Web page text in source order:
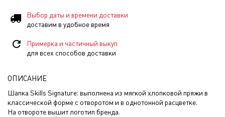
Выбор даты и времени доставки
доставим в удобное время
Примерка и частичный выкуп
для всех способов доставки
ОПИСАНИЕ
Шапка Skills Signature: выполнена из мягкой хлопковой пряжи в
классической форме с отворотом и в однотонной расцветке.
На отвороте вышит логотип бренда.